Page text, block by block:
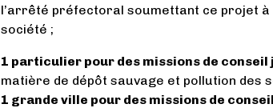
l’arrêté préfectoral soumettant ce projet à
société ;
1 particulier pour des missions de conseil
matière de dépôt sauvage et pollution des
1 grande ville pour des missions de